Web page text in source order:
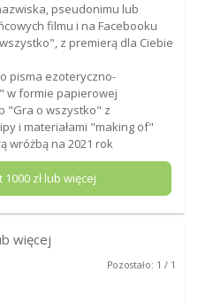
pseudonimu lub
filmu i na Facebooku
z premierą dla Ciebie
pisma ezoteryczno-
w formie papierowej
"Gra o wszystko" z
i materiałami "making of"
wróżbą na 2021 rok
1000 zł lub więcej
więcej
Pozostało: 1 / 1